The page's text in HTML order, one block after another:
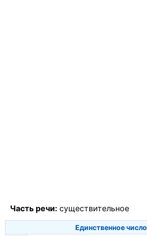
Часть речи: существительное
Единственное число